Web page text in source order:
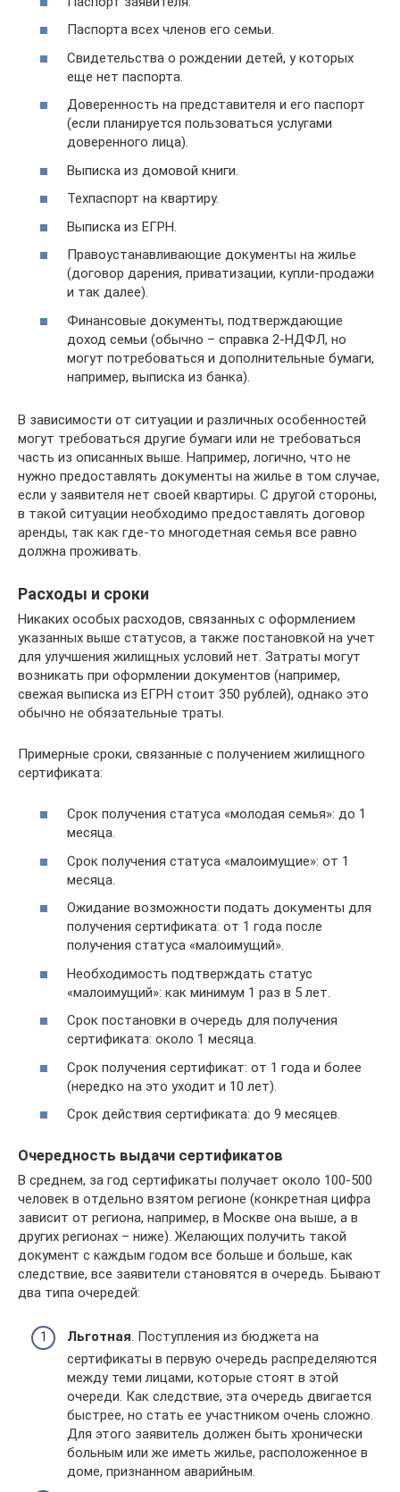
Паспорта всех членов его семьи.
Свидетельства о рождении детей, у которых
еще нет паспорта.
Доверенность на представителя и его паспорт
(если планируется пользоваться услугами
доверенного лица).
Выписка из домовой книги.
Техпаспорт на квартиру.
Выписка из ЕГРН.
Правоустанавливающие документы на жилье
(договор дарения, приватизации, купли-продажи
и так далее).
Финансовые документы, подтверждающие
доход семьи (обычно – справка 2-НДФЛ, но
могут потребоваться и дополнительные бумаги,
например, выписка из банка).
В зависимости от ситуации и различных особенностей
могут требоваться другие бумаги или не требоваться
часть из описанных выше. Например, логично, что не
нужно предоставлять документы на жилье в том случае,
если у заявителя нет своей квартиры. С другой стороны,
в такой ситуации необходимо предоставлять договор
аренды, так как где-то многодетная семья все равно
должна проживать.
Расходы и сроки
Никаких особых расходов, связанных с оформлением
указанных выше статусов, а также постановкой на учет
для улучшения жилищных условий нет. Затраты могут
возникать при оформлении документов (например,
свежая выписка из ЕГРН стоит 350 рублей), однако это
обычно не обязательные траты.
Примерные сроки, связанные с получением жилищного
сертификата:
Срок получения статуса «молодая семья»: до 1
месяца.
Срок получения статуса «малоимущие»: от 1
месяца.
Ожидание возможности подать документы для
получения сертификата: от 1 года после
получения статуса «малоимущий».
Необходимость подтверждать статус
«малоимущий»: как минимум 1 раз в 5 лет.
Срок постановки в очередь для получения
сертификата: около 1 месяца.
Срок получения сертификат: от 1 года и более
(нередко на это уходит и 10 лет).
Срок действия сертификата: до 9 месяцев.
Очередность выдачи сертификатов
В среднем, за год сертификаты получает около 100-500
человек в отдельно взятом регионе (конкретная цифра
зависит от региона, например, в Москве она выше, а в
других регионах – ниже). Желающих получить такой
документ с каждым годом все больше и больше, как
следствие, все заявители становятся в очередь. Бывают
два типа очередей:
Льготная. Поступления из бюджета на
сертификаты в первую очередь распределяются
между теми лицами, которые стоят в этой
очереди. Как следствие, эта очередь двигается
быстрее, но стать ее участником очень сложно.
Для этого заявитель должен быть хронически
больным или же иметь жилье, расположенное в
доме, признанном аварийным.